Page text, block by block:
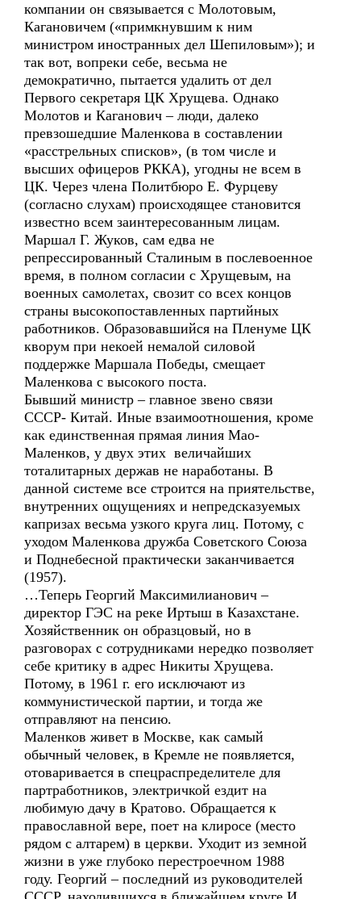
компании он связывается с Молотовым,
Кагановичем («примкнувшим к ним
министром иностранных дел Шепиловым»); и
так вот, вопреки себе, весьма не
демократично, пытается удалить от дел
Первого секретаря ЦК Хрущева. Однако
Молотов и Каганович – люди, далеко
превзошедшие Маленкова в составлении
«расстрельных списков», (в том числе и
высших офицеров РККА), угодны не всем в
ЦК. Через члена Политбюро Е. Фурцеву
(согласно слухам) происходящее становится
известно всем заинтересованным лицам.
Маршал Г. Жуков, сам едва не
репрессированный Сталиным в послевоенное
время, в полном согласии с Хрущевым, на
военных самолетах, свозит со всех концов
страны высокопоставленных партийных
работников. Образовавшийся на Пленуме ЦК
кворум при некоей немалой силовой
поддержке Маршала Победы, смещает
Маленкова с высокого поста.
Бывший министр – главное звено связи
СССР- Китай. Иные взаимоотношения, кроме
как единственная прямая линия Мао-
Маленков, у двух этих величайших
тоталитарных держав не наработаны. В
данной системе все строится на приятельстве,
внутренних ощущениях и непредсказуемых
капризах весьма узкого круга лиц. Потому, с
уходом Маленкова дружба Советского Союза
и Поднебесной практически заканчивается
(1957).
…Теперь Георгий Максимилианович –
директор ГЭС на реке Иртыш в Казахстане.
Хозяйственник он образцовый, но в
разговорах с сотрудниками нередко позволяет
себе критику в адрес Никиты Хрущева.
Потому, в 1961 г. его исключают из
коммунистической партии, и тогда же
отправляют на пенсию.
Маленков живет в Москве, как самый
обычный человек, в Кремле не появляется,
отоваривается в спецраспределителе для
партработников, электричкой ездит на
любимую дачу в Кратово. Обращается к
православной вере, поет на клиросе (место
рядом с алтарем) в церкви. Уходит из земной
жизни в уже глубоко перестроечном 1988
году. Георгий – последний из руководителей